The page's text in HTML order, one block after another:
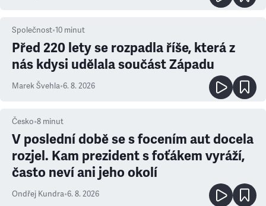
Společnost•10 minut
Před 220 lety se rozpadla říše, která z
nás kdysi udělala součást Západu
Marek Švehla•6. 8. 2026
Česko•8 minut
V poslední době se s focením aut docela
rozjel. Kam prezident s foťákem vyráží,
často neví ani jeho okolí
Ondřej Kundra•6. 8. 2026